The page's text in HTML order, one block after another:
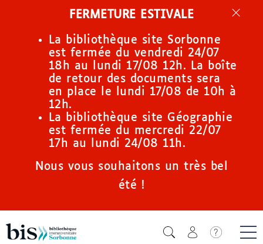
principal
FERMETURE ESTIVALE
La bibliothèque site Sorbonne
est fermée du vendredi 24/07
18h au lundi 17/08 12h. La boîte
de retour des documents sera
en place le lundi 17/08 de 10h à
12h.
La bibliothèque site Géographie
est fermée du mercredi 22/07
17h au lundi 24/08 11h.
Nous vous souhaitons un très bel
été !
Icone de